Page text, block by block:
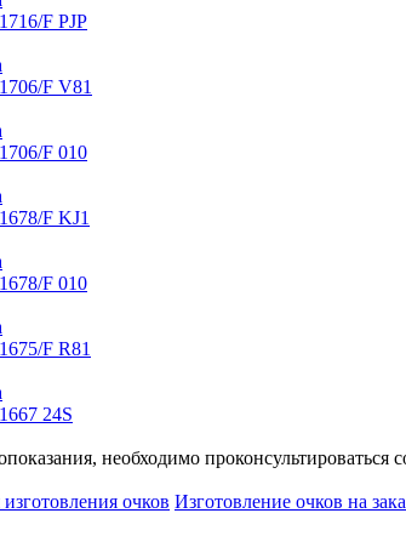
F PJP
F V81
F 010
F KJ1
F 010
F R81
24S
необходимо проконсультироваться
очков Изготовление очков на